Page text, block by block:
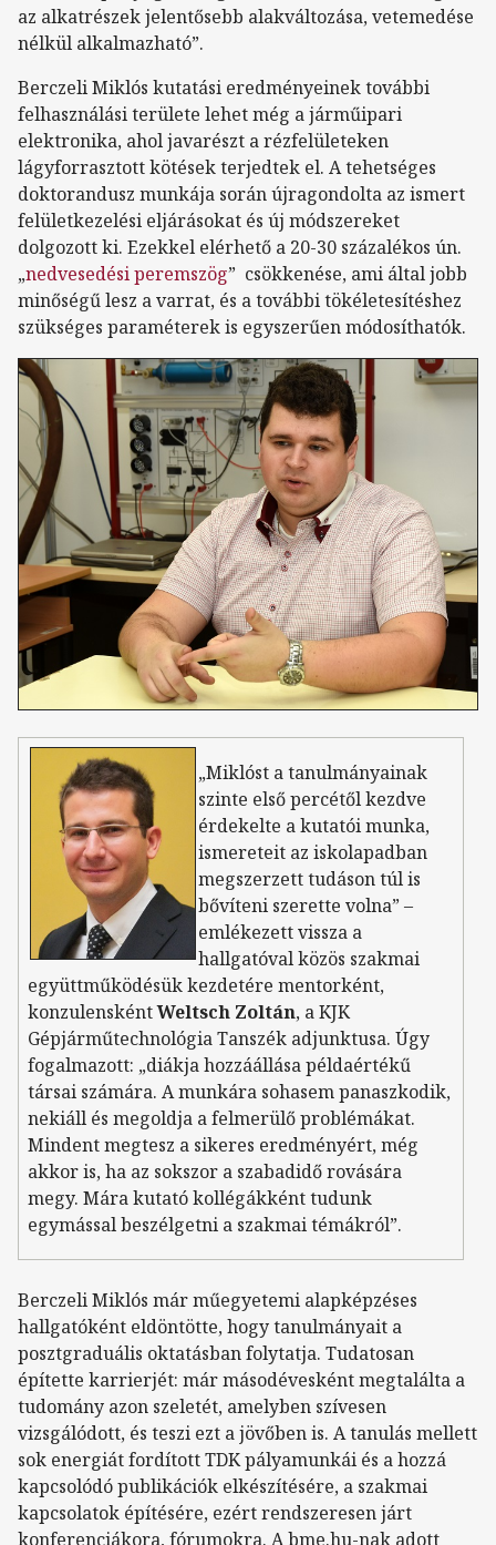
az alkatrészek jelentősebb alakváltozása, vetemedése
nélkül alkalmazható”.
Berczeli Miklós kutatási eredményeinek további
felhasználási területe lehet még a járműipari
elektronika, ahol javarészt a rézfelületeken
lágyforrasztott kötések terjedtek el. A tehetséges
doktorandusz munkája során újragondolta az ismert
felületkezelési eljárásokat és új módszereket
dolgozott ki. Ezekkel elérhető a 20-30 százalékos ún.
„nedvesedési peremszög” csökkenése, ami által jobb
minőségű lesz a varrat, és a további tökéletesítéshez
szükséges paraméterek is egyszerűen módosíthatók.
„Miklóst a tanulmányainak
szinte első percétől kezdve
érdekelte a kutatói munka,
ismereteit az iskolapadban
megszerzett tudáson túl is
bővíteni szerette volna” –
emlékezett vissza a
hallgatóval közös szakmai
együttműködésük kezdetére mentorként,
konzulenskéntWeltsch Zoltán, a KJK
Gépjárműtechnológia Tanszék adjunktusa. Úgy
fogalmazott: „diákja hozzáállása példaértékű
társai számára. A munkára sohasem panaszkodik,
nekiáll és megoldja a felmerülő problémákat.
Mindent megtesz a sikeres eredményért, még
akkor is, ha az sokszor a szabadidő rovására
megy. Mára kutató kollégákként tudunk
egymással beszélgetni a szakmai témákról”.
Berczeli Miklós már műegyetemi alapképzéses
hallgatóként eldöntötte, hogy tanulmányait a
posztgraduális oktatásban folytatja. Tudatosan
építette karrierjét: már másodévesként megtalálta a
tudomány azon szeletét, amelyben szívesen
vizsgálódott, és teszi ezt a jövőben is. A tanulás mellett
sok energiát fordított TDK pályamunkái és a hozzá
kapcsolódó publikációk elkészítésére, a szakmai
kapcsolatok építésére, ezért rendszeresen járt
konferenciákora, fórumokra. A bme.hu-nak adott